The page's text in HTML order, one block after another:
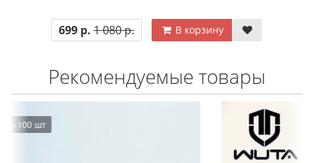
699 р. 1 080 р. В корзину
Рекомендуемые товары